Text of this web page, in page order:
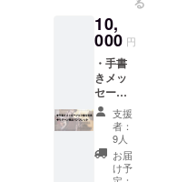
10,
000 円
・手書
きメッ
セージ
入り集
合写真
（A4サ
イズ/公
支援
者：
9人
お届
け予